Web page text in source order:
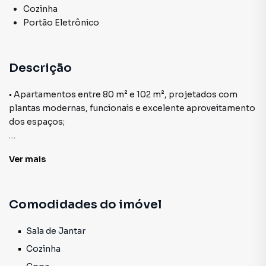
Cozinha
Portão Eletrônico
Descrição
• Apartamentos entre 80 m² e 102 m², projetados com
plantas modernas, funcionais e excelente aproveitamento
dos espaços;
distribuídas em 4 tipologias, oferecendo opções perfeitas
• Configurações de 2 e 3 quartos, incluindo suíte,
• Elevador moderno, proporcionando acessibilidade,
Ver mais
Comodidades do imóvel
Sala de Jantar
Cozinha